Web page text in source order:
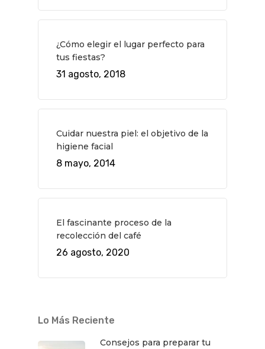
¿Cómo elegir el lugar perfecto para
tus fiestas?
31 agosto, 2018
Cuidar nuestra piel: el objetivo de la
higiene facial
8 mayo, 2014
El fascinante proceso de la
recolección del café
26 agosto, 2020
Lo Más Reciente
Consejos para preparar tu